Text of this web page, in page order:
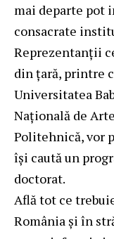
mai departe pot
consacrate
Reprezentanţii
din ţară, printre
Universitatea
Națională de
Politehnică, vor
îşi caută un
doctorat.
Află tot ce
România şi în